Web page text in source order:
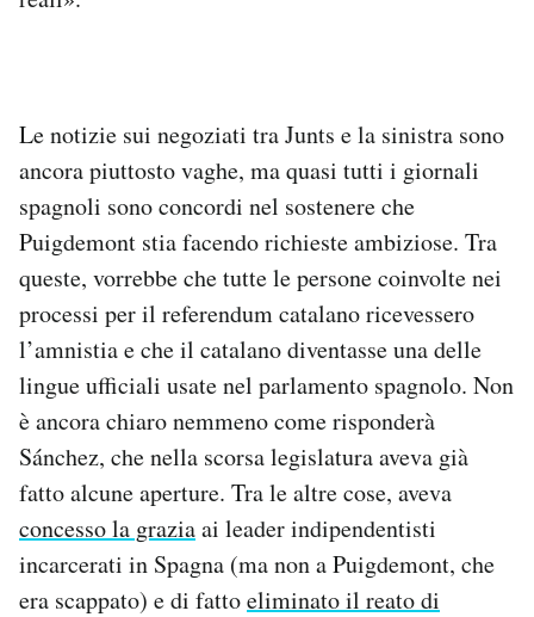
Le notizie sui negoziati tra Junts e la sinistra sono
ancora piuttosto vaghe, ma quasi tutti i giornali
spagnoli sono concordi nel sostenere che
Puigdemont stia facendo richieste ambiziose. Tra
queste, vorrebbe che tutte le persone coinvolte nei
processi per il referendum catalano ricevessero
l’amnistia e che il catalano diventasse una delle
lingue ufficiali usate nel parlamento spagnolo. Non
è ancora chiaro nemmeno come risponderà
Sánchez, che nella scorsa legislatura aveva già
fatto alcune aperture. Tra le altre cose, aveva
concesso la graziaai leader indipendentisti
incarcerati in Spagna (ma non a Puigdemont, che
era scappato) e di fattoeliminato il reato di